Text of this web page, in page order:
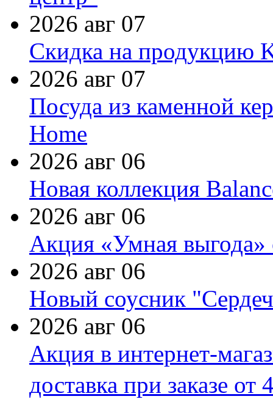
2026 авг 07
Скидка на продукцию
2026 авг 07
Посуда из каменной
Home
2026 авг 06
Новая коллекция
2026 авг 06
Акция «Умная выгода»
2026 авг 06
Новый соусник
2026 авг 06
Акция в интернет-
доставка при заказе от